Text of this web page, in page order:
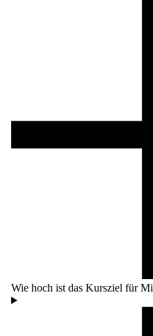
Wie hoch ist das Kursziel für